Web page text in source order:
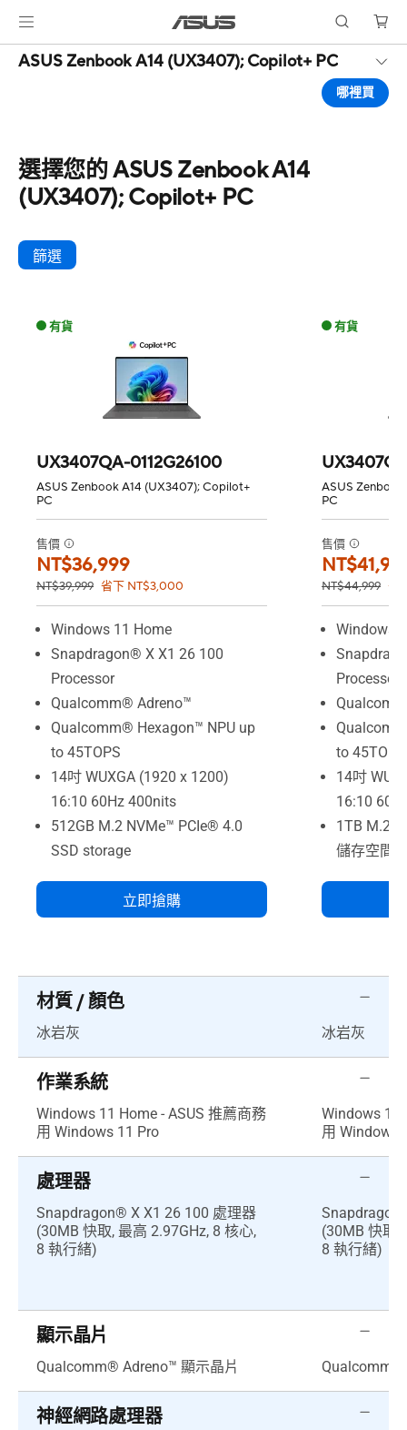
ASUS Zenbook A14 (UX3407);Copilot+ PC
哪裡買
選擇您的 ASUS Zenbook A14
(UX3407); Copilot+ PC
篩選
有貨
UX3407QA-0112G26100
ASUS Zenbook A14 (UX3407); Copilot+
PC
售價
NT$36,999
NT$39,999 省下 NT$3,000
Windows 11 Home
Snapdragon® X X1 26 100
Processor
Qualcomm® Adreno™
Qualcomm® Hexagon™ NPU up
to 45TOPS
14吋 WUXGA (1920 x 1200)
16:10 60Hz 400nits
512GB M.2 NVMe™ PCIe® 4.0
SSD storage
立即搶購
有貨
ASUS
PC
售價
NT$44,999 省
Windows
Processor
to 45TOPS
14吋
16:10
1TB M.2
儲存空間
材質 / 顏色
冰岩灰 冰岩灰
作業系統
Windows 11 Home - ASUS 推薦商務
用 Windows 11 Pro
Windows 11
用 Windows
處理器
Snapdragon® X X1 26 100 處理器
(30MB 快取, 最高 2.97GHz, 8 核心,
8 執行緒)
(30MB 快取,
8 執行緒)
顯示晶片
Qualcomm® Adreno™ 顯示晶片 Qualcomm®
神經網路處理器